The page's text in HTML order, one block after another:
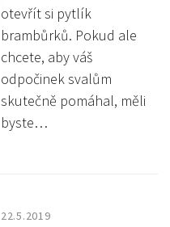
otevřít si pytlík
brambůrků. Pokud ale
chcete, aby váš
odpočinek svalům
skutečně pomáhal, měli
byste…
22.5.2019